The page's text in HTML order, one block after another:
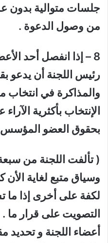
جلسات متوالية بدون
من وصول الدعوة .
8 – إذا انفصل أحد
رئيس اللجنة أن يدعو
والمذاكرة في
الإنتخاب بأكثرية
بحقوق العضو المؤسس
( تألفت اللجنة من
وسياق متبع لغاية
لكفة على أخرى إذا ما
التصويت على قرار
أعضاء اللجنة و تحديد